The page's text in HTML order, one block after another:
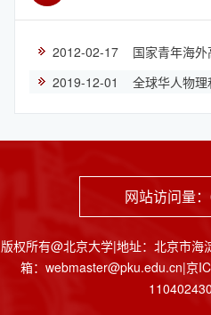
2012-02-17 国家青年海外
2019-12-01 全球华人物理
网站访问量：
版权所有@北京大学|地址：北京市
箱：webmaster@pku.edu.cn|京